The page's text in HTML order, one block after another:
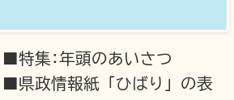
■特集:年頭のあいさつ
■県政情報紙「ひばり」の表